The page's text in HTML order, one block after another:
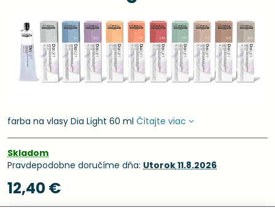
farba na vlasy Dia Light 60 ml Čítajte viac
Skladom
Pravdepodobne doručíme dňa: Utorok11.8.2026
12,40 €